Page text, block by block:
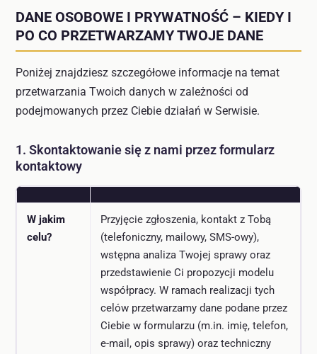
DANE OSOBOWE I PRYWATNOŚĆ – KIEDY I
PO CO PRZETWARZAMY TWOJE DANE
Poniżej znajdziesz szczegółowe informacje na temat
przetwarzania Twoich danych w zależności od
podejmowanych przez Ciebie działań w Serwisie.
1. Skontaktowanie się z nami przez formularz
kontaktowy
W jakim
celu?
Przyjęcie zgłoszenia, kontakt z Tobą
(telefoniczny, mailowy, SMS-owy),
wstępna analiza Twojej sprawy oraz
przedstawienie Ci propozycji modelu
współpracy. W ramach realizacji tych
celów przetwarzamy dane podane przez
Ciebie w formularzu (m.in. imię, telefon,
e-mail, opis sprawy) oraz techniczny